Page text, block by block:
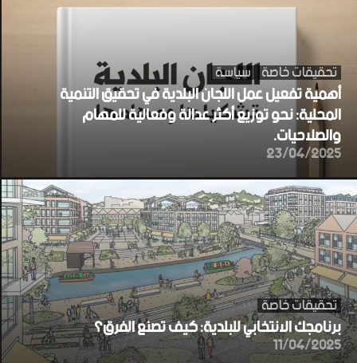
تحقيقات خاصة سياسة
أهمية تفعيل عمل اللجان البلدية في تحقيق التنمية
المحلية: نحو توزيع أكثر عدالة وفعالية للمهام
والصلاحيات.
23/04/2025
تحقيقات خاصة
برنامجك الانتخابي للبلدية: كيف تصنع الفرق؟
11/04/2025